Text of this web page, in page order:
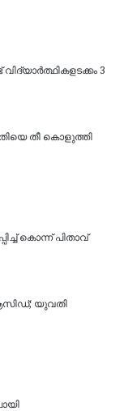
3
തീ കൊളുത്തി
കൊന്ന് പിതാവ്
ആസിഡ്; യുവതി